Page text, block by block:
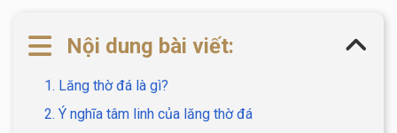
Nội dung bài viết:
1. Lăng thờ đá là gì?
2. Ý nghĩa tâm linh của lăng thờ đá